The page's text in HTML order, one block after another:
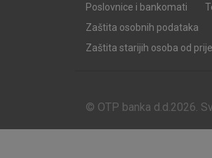
Poslovnice i bankomati
Zaštita osobnih podataka
Zaštita starijih osoba od
© OTP banka d.d.2026.